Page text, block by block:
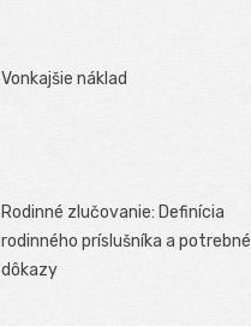
Vonkajšie náklad
Rodinné zlučovanie: Definícia
rodinného príslušníka a potrebné
dôkazy